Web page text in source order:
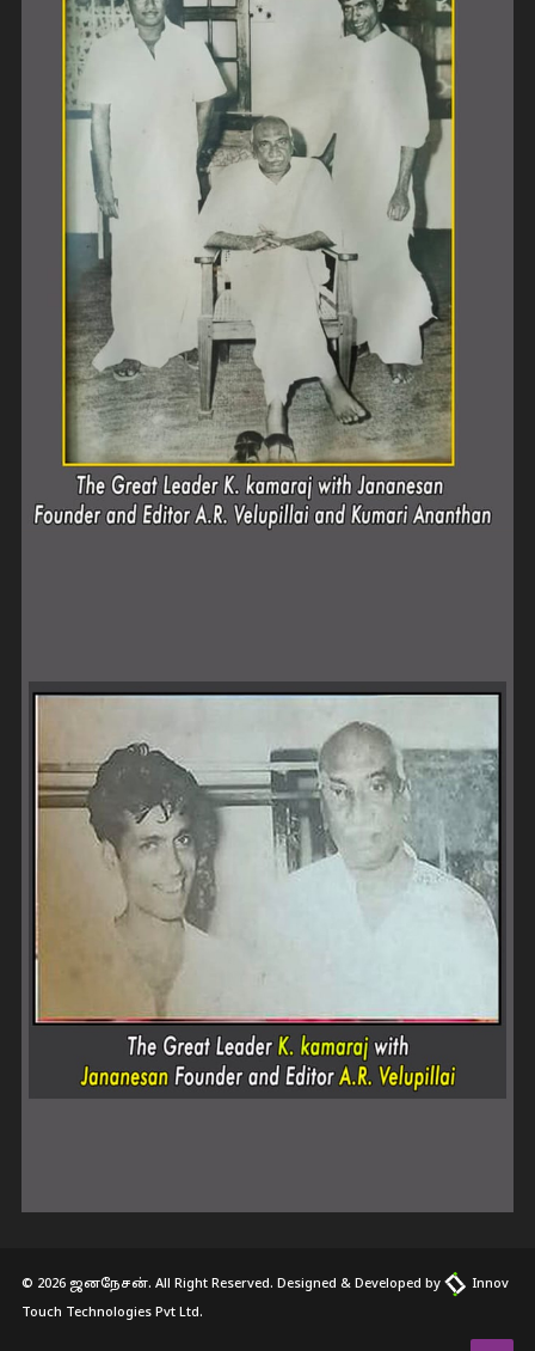
© 2026 ஜனநேசன். All Right Reserved. Designed & Developed by
Innov
Touch Technologies Pvt Ltd.